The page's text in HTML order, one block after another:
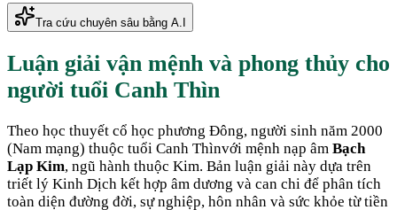
Tra cứu chuyên sâu bằng A.I
Luận giải vận mệnh và phong thủy cho
người tuổi Canh Thìn
Theo học thuyết cổ học phương Đông, người sinh năm 2000
(Nam mạng) thuộc tuổi Canh Thìnvới mệnh nạp âm Bạch
Lạp Kim, ngũ hành thuộc Kim. Bản luận giải này dựa trên
triết lý Kinh Dịch kết hợp âm dương và can chi để phân tích
toàn diện đường đời, sự nghiệp, hôn nhân và sức khỏe từ tiền